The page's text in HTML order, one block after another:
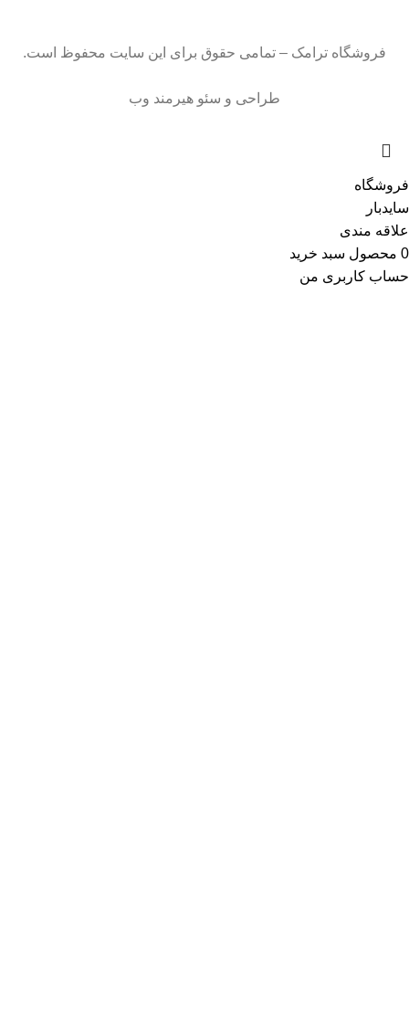
فروشگاه ترامک – تمامی حقوق برای این سایت محفوظ است.
طراحی و سئو هیرمند وب
فروشگاه
سایدبار
علاقه مندی
0 محصول سبد خرید
حساب کاربری من